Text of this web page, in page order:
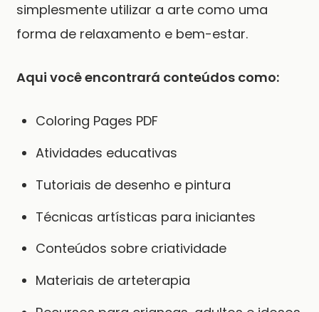
simplesmente utilizar a arte como uma
forma de relaxamento e bem-estar.
Aqui você encontrará conteúdos como:
Coloring Pages PDF
Atividades educativas
Tutoriais de desenho e pintura
Técnicas artísticas para iniciantes
Conteúdos sobre criatividade
Materiais de arteterapia